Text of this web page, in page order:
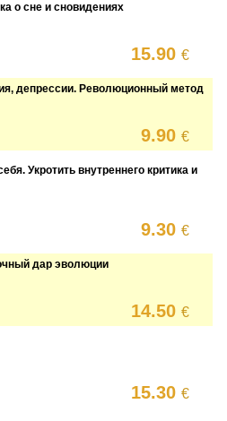
о сне и сновидениях
15.90€
депрессии. Революционный метод
9.90€
Укротить внутреннего критика и
9.30€
дар эволюции
14.50€
15.30€